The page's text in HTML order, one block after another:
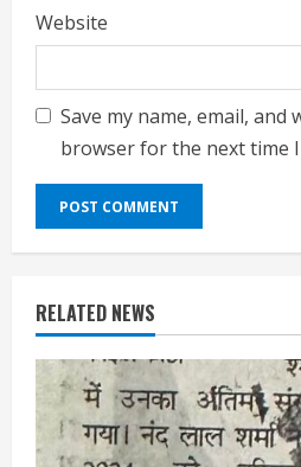
Website
Save my name, email, and
browser for the next time
RELATED NEWS